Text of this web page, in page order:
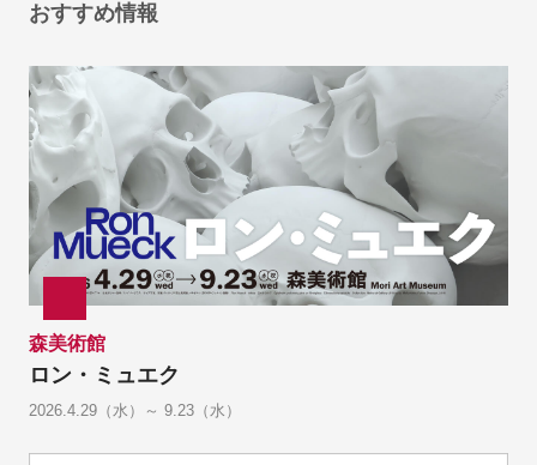
おすすめ情報
森美術館
ロン・ミュエク
2026.4.29（水）～ 9.23（水）